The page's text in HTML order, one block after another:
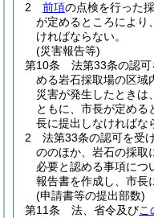
2
前項の点検を行った
が定めるところにより
ければならない。
(災害報告等)
第10条
法第33条の認
める岩石採取場の区域
災害が発生したときは
ともに、市長が定める
長に提出しなければな
2
法第33条の認可を受
ののほか、岩石の採取
必要と認める事項につ
報告書を作成し、市長
(申請書等の提出部数)
第11条
法、省令及びこ